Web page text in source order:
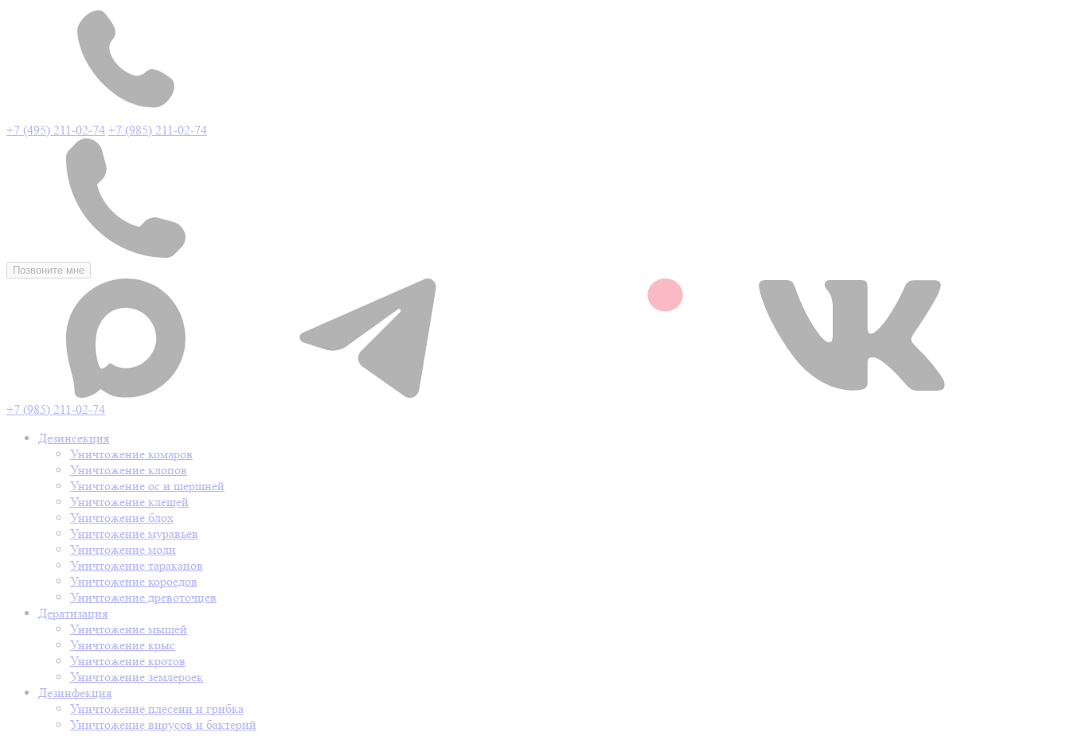
+7 (495) 211-02-74 +7 (985) 211-02-74
Позвоните мне
+7 (985) 211-02-74
Дезинсекция
Уничтожение комаров
Уничтожение клопов
Уничтожение ос и шершней
Уничтожение клещей
Уничтожение блох
Уничтожение муравьев
Уничтожение моли
Уничтожение тараканов
Уничтожение короедов
Уничтожение древоточцев
Дератизация
Уничтожение мышей
Уничтожение крыс
Уничтожение кротов
Уничтожение землероек
Дезинфекция
Уничтожение плесени и грибка
Уничтожение вирусов и бактерий